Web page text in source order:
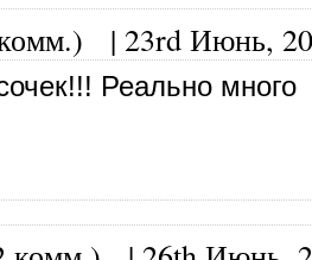
| 23rd Июнь,
Реально много